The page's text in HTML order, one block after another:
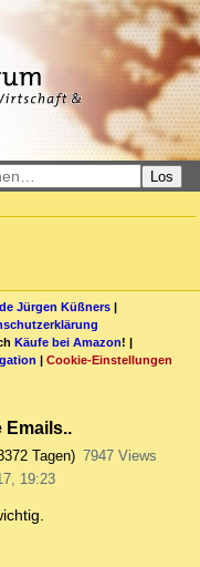
Los
Jürgen Küßners |
Käufe bei Amazon! |
| Cookie-Einstellungen
Emails..
Tagen) 7947 Views
19:23